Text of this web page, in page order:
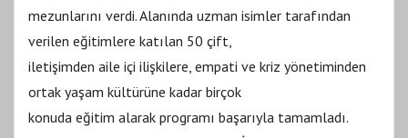
mezunlarını verdi. Alanında uzman isimler tarafından
verilen eğitimlere katılan 50 çift,
iletişimden aile içi ilişkilere, empati ve kriz yönetiminden
ortak yaşam kültürüne kadar birçok
konuda eğitim alarak programı başarıyla tamamladı.